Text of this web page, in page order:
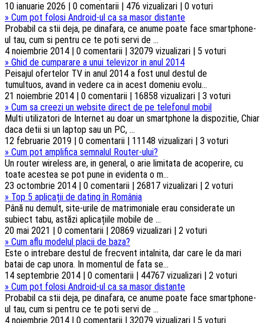
10 ianuarie 2026 | 0 comentarii | 476 vizualizari | 0 voturi
» Cum pot folosi Android-ul ca sa masor distante
Probabil ca stii deja, pe dinafara, ce anume poate face smartphone-
ul tau, cum si pentru ce te poti servi de ...
4 noiembrie 2014 | 0 comentarii | 32079 vizualizari | 5 voturi
» Ghid de cumparare a unui televizor in anul 2014
Peisajul ofertelor TV in anul 2014 a fost unul destul de
tumultuos, avand in vedere ca in acest domeniu evolu...
21 noiembrie 2014 | 0 comentarii | 16858 vizualizari | 3 voturi
» Cum sa creezi un website direct de pe telefonul mobil
Multi utilizatori de Internet au doar un smartphone la dispozitie, Chiar
daca detii si un laptop sau un PC, ...
12 februarie 2019 | 0 comentarii | 11148 vizualizari | 3 voturi
» Cum pot amplifica semnalul Router-ului?
Un router wireless are, in general, o arie limitata de acoperire, cu
toate acestea se pot pune in evidenta o m...
23 octombrie 2014 | 0 comentarii | 26817 vizualizari | 2 voturi
» Top 5 aplicații de dating în România
Până nu demult, site-urile de matrimoniale erau considerate un
subiect tabu, astăzi aplicațiile mobile de ...
20 mai 2021 | 0 comentarii | 20869 vizualizari | 2 voturi
» Cum aflu modelul placii de baza?
Este o intrebare destul de frecvent intalnita, dar care le da mari
batai de cap unora. In momentul de fata se...
14 septembrie 2014 | 0 comentarii | 44767 vizualizari | 2 voturi
» Cum pot folosi Android-ul ca sa masor distante
Probabil ca stii deja, pe dinafara, ce anume poate face smartphone-
ul tau, cum si pentru ce te poti servi de ...
4 noiembrie 2014 | 0 comentarii | 32079 vizualizari | 5 voturi